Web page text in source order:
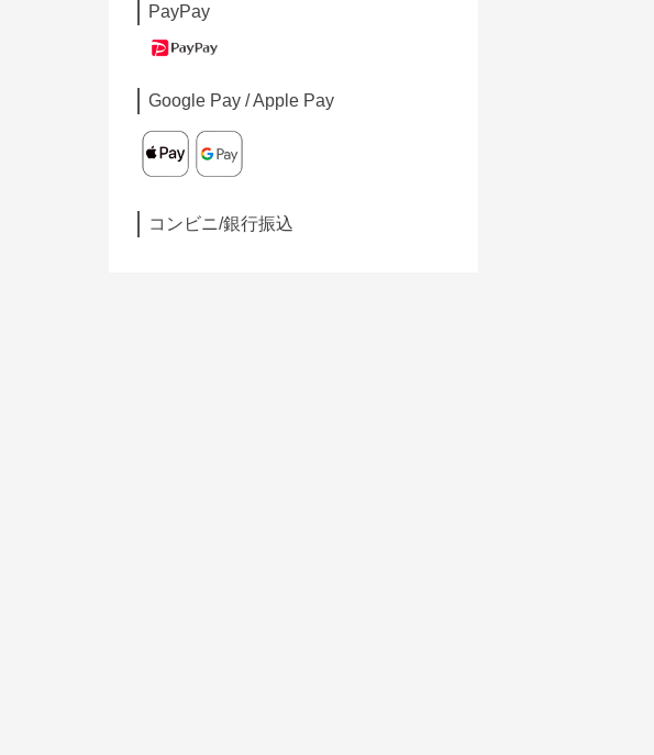
PayPay
Google Pay / Apple Pay
コンビニ/銀行振込